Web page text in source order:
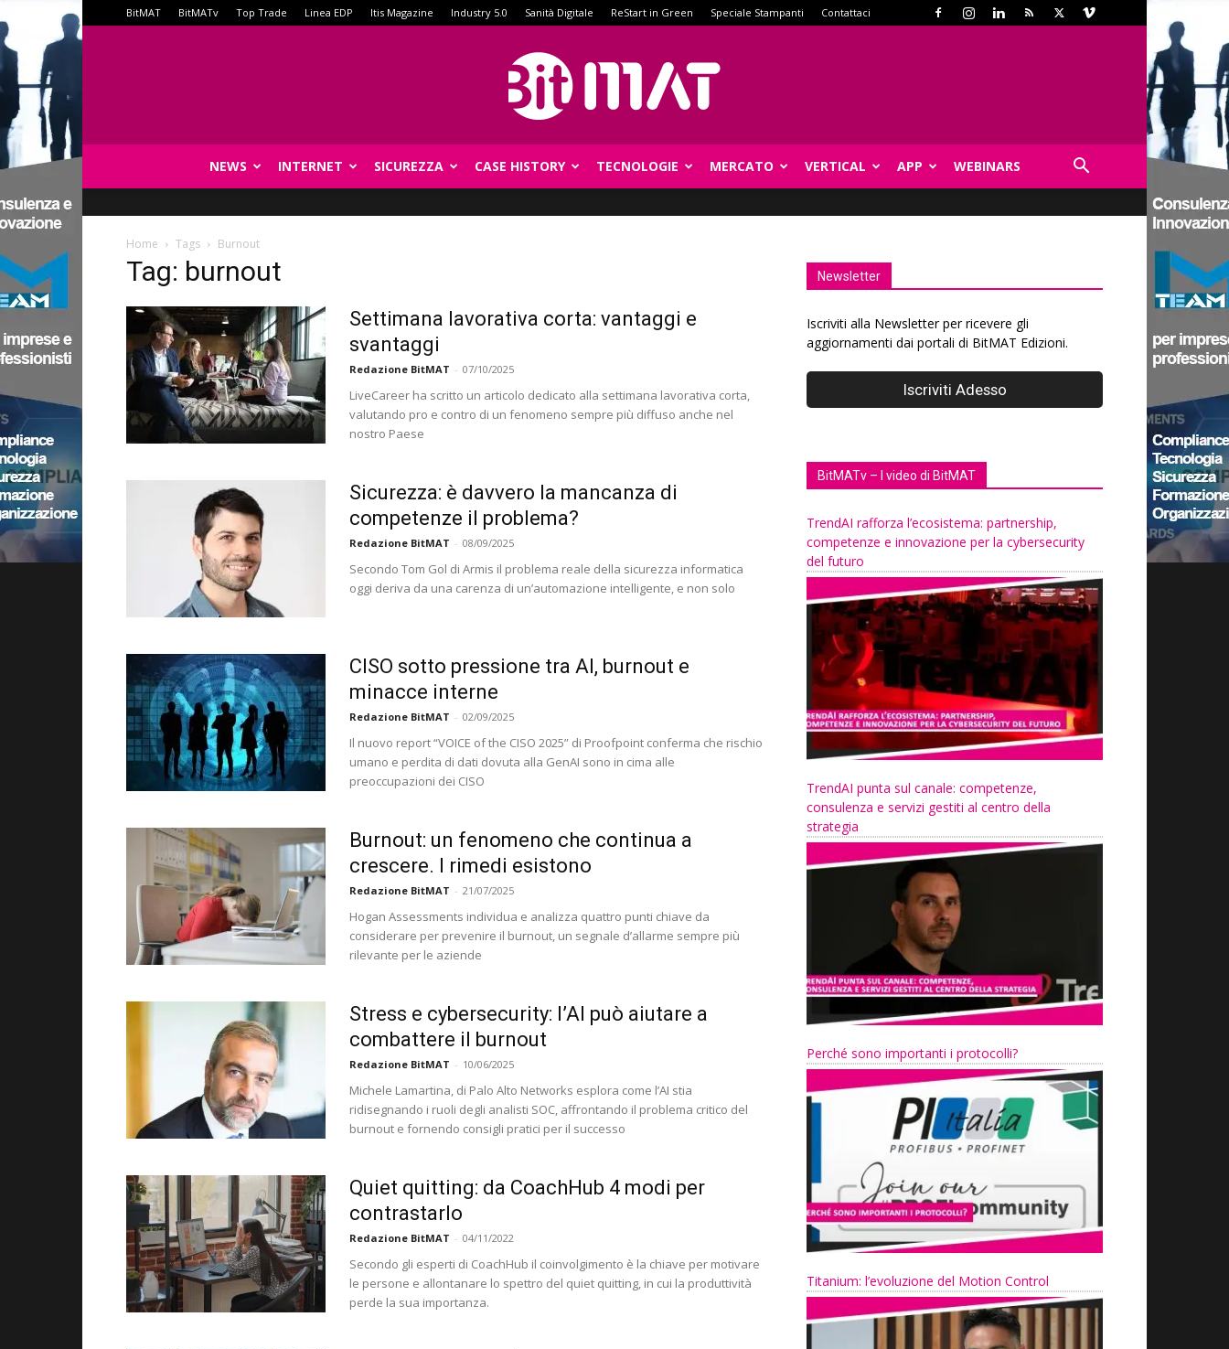
BitMAT BitMATv Top Trade Linea EDP Itis Magazine Industry 5.0 Sanità Digitale ReStart in Green Speciale Stampanti Contattaci
NEWS INTERNET SICUREZZA CASE HISTORY TECNOLOGIE MERCATO VERTICAL APP WEBINARS
Home Tags Burnout
Tag: burnout
Settimana lavorativa corta: vantaggi e
svantaggi
Redazione BitMAT - 07/10/2025
LiveCareer ha scritto un articolo dedicato alla settimana lavorativa corta,
valutando pro e contro di un fenomeno sempre più diffuso anche nel
nostro Paese
Sicurezza: è davvero la mancanza di
competenze il problema?
Redazione BitMAT - 08/09/2025
Secondo Tom Gol di Armis il problema reale della sicurezza informatica
oggi deriva da una carenza di un’automazione intelligente, e non solo
CISO sotto pressione tra AI, burnout e
minacce interne
Redazione BitMAT - 02/09/2025
Il nuovo report “VOICE of the CISO 2025” di Proofpoint conferma che rischio
umano e perdita di dati dovuta alla GenAI sono in cima alle
preoccupazioni dei CISO
Burnout: un fenomeno che continua a
crescere. I rimedi esistono
Redazione BitMAT - 21/07/2025
Hogan Assessments individua e analizza quattro punti chiave da
considerare per prevenire il burnout, un segnale d’allarme sempre più
rilevante per le aziende
Stress e cybersecurity: l’AI può aiutare a
combattere il burnout
Redazione BitMAT - 10/06/2025
Michele Lamartina, di Palo Alto Networks esplora come l’AI stia
ridisegnando i ruoli degli analisti SOC, affrontando il problema critico del
burnout e fornendo consigli pratici per il successo
Quiet quitting: da CoachHub 4 modi per
contrastarlo
Redazione BitMAT - 04/11/2022
Secondo gli esperti di CoachHub il coinvolgimento è la chiave per motivare
le persone e allontanare lo spettro del quiet quitting, in cui la produttività
perde la sua importanza.
Newsletter
Iscriviti alla Newsletter per ricevere gli
aggiornamenti dai portali di BitMAT Edizioni.
BitMATv – I video di BitMAT
TrendAI rafforza l’ecosistema: partnership,
competenze e innovazione per la cybersecurity
del futuro
TrendAI punta sul canale: competenze,
consulenza e servizi gestiti al centro della
strategia
Perché sono importanti i protocolli?
Titanium: l’evoluzione del Motion Control